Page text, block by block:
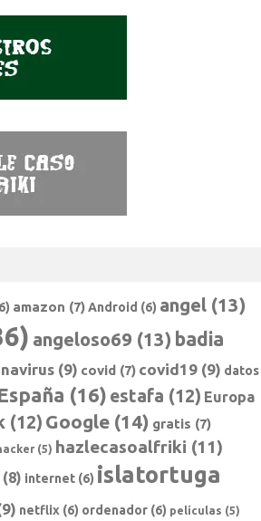
amazon (7)Android (6) angel (13)
angeloso69 (13) badia
(9) covid (7) covid19 (9) datos
(16) estafa (12) Europa
(12) Google (14) gratis (7)
(5) hazlecasoalfriki (11)
(8) internet (6) islatortuga
netflix (6) ordenador (6) películas (5)